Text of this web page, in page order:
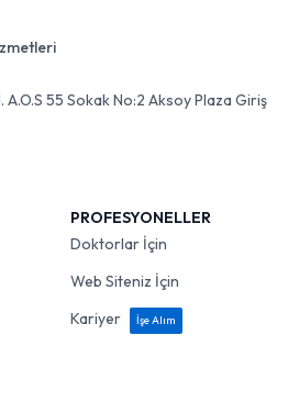
55 Sokak No:2 Aksoy Plaza Giriş
PROFESYONELLER
Doktorlar İçin
Web Siteniz İçin
Kariyer
İşe Alım